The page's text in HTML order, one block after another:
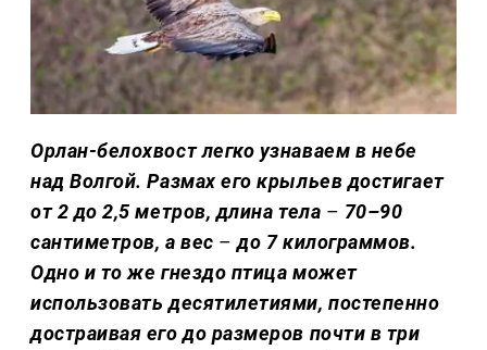
Орлан-белохвост легко узнаваем в небе
над Волгой. Размах его крыльев достигает
от 2 до 2,5 метров, длина тела – 70–90
сантиметров, а вес – до 7 килограммов.
Одно и то же гнездо птица может
использовать десятилетиями, постепенно
достраивая его до размеров почти в три